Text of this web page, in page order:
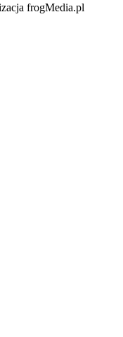
frogMedia.pl